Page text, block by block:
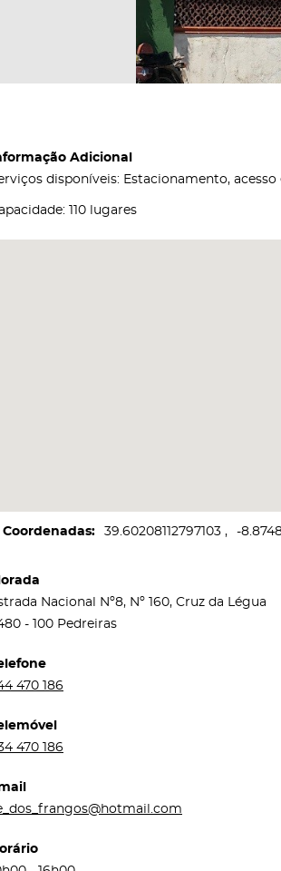
Adicional
disponíveis: Estacionamento,
110 lugares
Coordenadas 39.60208112797103 -
Nacional Nº8, Nº 160, Cruz da Légua
- 100 Pedreiras
470 186
470 186